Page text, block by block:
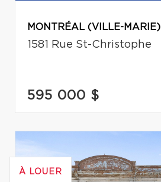
MONTRÉAL (VILLE-MARIE)
1581 Rue St-Christophe
595 000 $
À LOUER